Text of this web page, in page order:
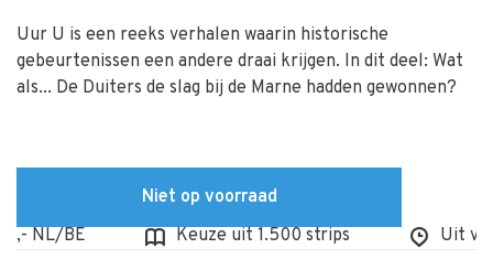
Uur U is een reeks verhalen waarin historische
gebeurtenissen een andere draai krijgen. In dit deel: Wat
als... De Duiters de slag bij de Marne hadden gewonnen?
Niet op voorraad
NL/BE
Keuze uit 1.500 strips Uit